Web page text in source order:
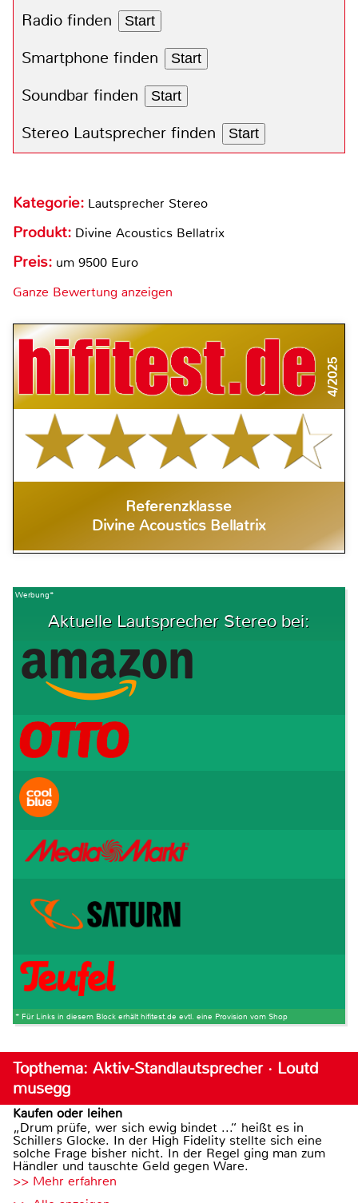
Radio finden Start
Smartphone finden Start
Soundbar finden Start
Stereo Lautsprecher finden Start
Kategorie: Lautsprecher Stereo
Produkt: Divine Acoustics Bellatrix
Preis: um 9500 Euro
Ganze Bewertung anzeigen
4/2025
Referenzklasse
Divine Acoustics Bellatrix
Werbung*
Aktuelle Lautsprecher Stereo bei:
* Für Links in diesem Block erhält hifitest.de evtl. eine Provision vom Shop
Topthema: Aktiv-Standlautsprecher · Loutd
musegg
Kaufen oder leihen
„Drum prüfe, wer sich ewig bindet ...“ heißt es in
Schillers Glocke. In der High Fidelity stellte sich eine
solche Frage bisher nicht. In der Regel ging man zum
Händler und tauschte Geld gegen Ware.
>> Mehr erfahren